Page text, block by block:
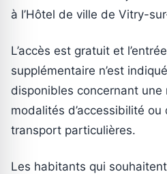
à l’Hôtel de ville de Vitry-
L’accès est gratuit et
supplémentaire n’est
disponibles concernant une
modalités d’accessibilité
transport particulières.
Les habitants qui